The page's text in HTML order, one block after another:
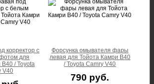
корректор с
для
/ Toyota
V40
Форсунка омывателя фары
левая для Тойота Камри В40
/ Toyota Camry V40
790 руб.